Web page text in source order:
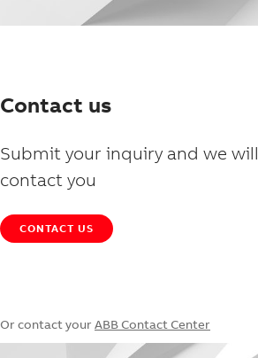
Contact us
Submit your inquiry and we will
contact you
CONTACT US
Or contact your ABB Contact Center